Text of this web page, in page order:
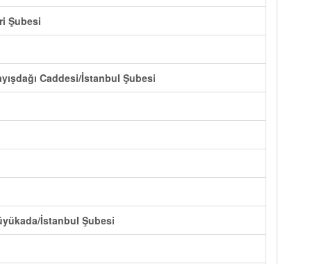
Şubesi
Caddesi/İstanbul Şubesi
İstanbul Şubesi